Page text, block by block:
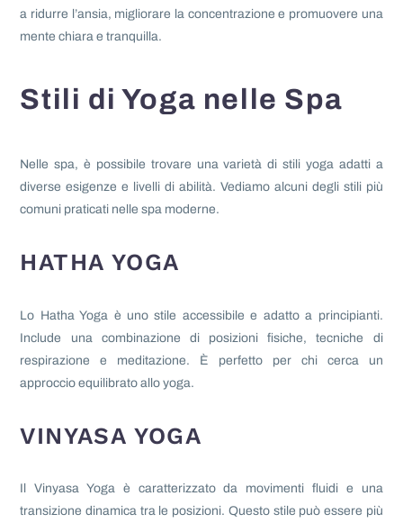
a ridurre l’ansia, migliorare la concentrazione e promuovere una
mente chiara e tranquilla.
Stili di Yoga nelle Spa
Nelle spa, è possibile trovare una varietà di stili yoga adatti a
diverse esigenze e livelli di abilità. Vediamo alcuni degli stili più
comuni praticati nelle spa moderne.
HATHA YOGA
Lo Hatha Yoga è uno stile accessibile e adatto a principianti.
Include una combinazione di posizioni fisiche, tecniche di
respirazione e meditazione. È perfetto per chi cerca un
approccio equilibrato allo yoga.
VINYASA YOGA
Il Vinyasa Yoga è caratterizzato da movimenti fluidi e una
transizione dinamica tra le posizioni. Questo stile può essere più